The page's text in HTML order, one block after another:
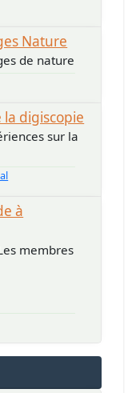
Nature
de nature
la digiscopie
sur la
à
membres